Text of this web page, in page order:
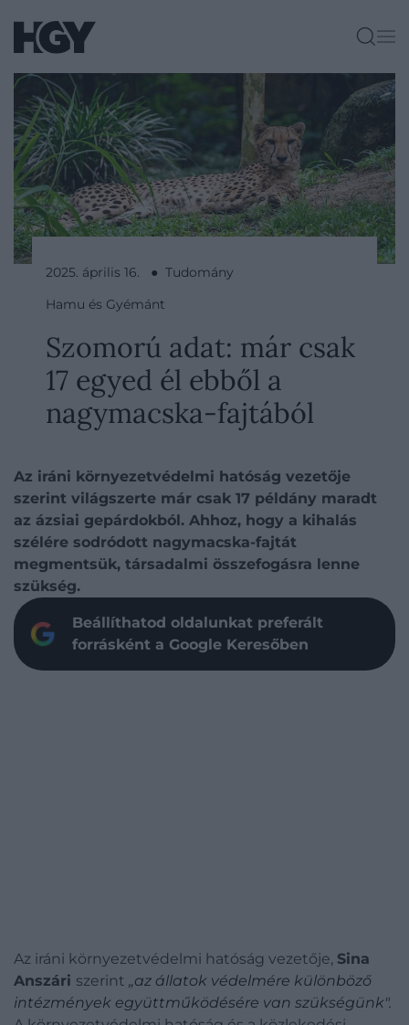
2025. április 16. ● Tudomány
Hamu és Gyémánt
Szomorú adat: már csak
17 egyed él ebből a
nagymacska-fajtából
Az iráni környezetvédelmi hatóság vezetője
szerint világszerte már csak 17 példány maradt
az ázsiai gepárdokból. Ahhoz, hogy a kihalás
szélére sodródott nagymacska-fajtát
megmentsük, társadalmi összefogásra lenne
szükség.
Beállíthatod oldalunkat preferált
forrásként a Google Keresőben
Az iráni környezetvédelmi hatóság vezetője, Sina
Anszári szerint „az állatok védelmére különböző
intézmények együttműködésére van szükségünk".